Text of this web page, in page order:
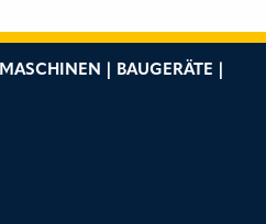
| BAUGERÄTE |